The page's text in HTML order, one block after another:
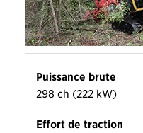
Puissance brute
298 ch (222 kW)
Effort de traction